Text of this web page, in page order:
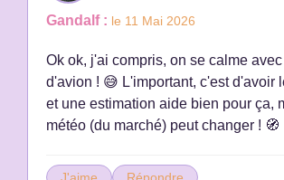
Gandalf : le 11 Mai 2026
Ok ok, j'ai compris, on se calme
d'avion ! 😅 L'important, c'est d'avoir
et une estimation aide bien pour ça,
météo (du marché) peut changer ! 🧭